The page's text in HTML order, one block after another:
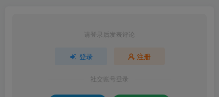
请登录后发表评论
登录 注册
社交账号登录